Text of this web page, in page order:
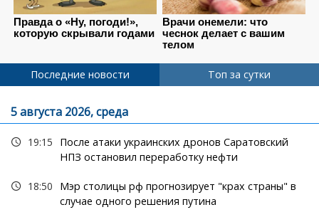
Последние новости Топ за сутки
5 августа 2026, среда
19:15
После атаки украинских дронов Саратовский
НПЗ остановил переработку нефти
18:50
Мэр столицы рф прогнозирует "крах страны" в
случае одного решения путина